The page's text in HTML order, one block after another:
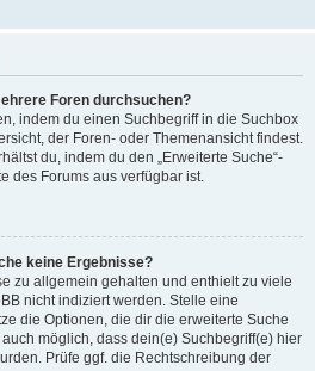
Foren durchsuchen?
indem du einen Suchbegriff in die Suchbox
der Foren- oder Themenansicht findest.
du, indem du den „Erweiterte Suche“-
des Forums aus verfügbar ist.
keine Ergebnisse?
zu allgemein gehalten und enthielt zu viele
nicht indiziert werden. Stelle eine
die Optionen, die dir die erweiterte Suche
möglich, dass dein(e) Suchbegriff(e) hier
Prüfe ggf. die Rechtschreibung der